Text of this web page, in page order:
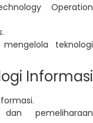
Operation
teknologi
Informasi
dan pemeliharaan